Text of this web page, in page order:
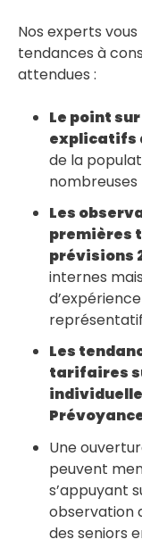
Nos experts
tendances à
attendues :
Le point
explicatifs
de la
Les
premières
prévisions
internes
Les
tarifaires
Une
peuvent
s’appuyant
observation
des seniors